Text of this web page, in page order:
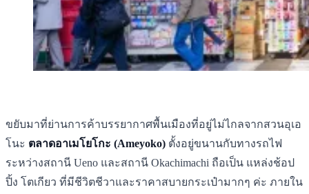
ขยับมาที่ย่านการค้าบรรยากาศพื้นเมืองที่อยู่ไม่ไกลจากสวนอุเอ
โนะ ตลาดอาเมโยโกะ (Ameyoko) ตั้งอยู่ขนานกับทางรถไฟ
ระหว่างสถานี Ueno และสถานี Okachimachi ถือเป็น แหล่งช้อป
ปิ้ง โตเกียว ที่มีชีวิตชีวาและราคาสบายกระเป๋ามากๆ ค่ะ ภายใน